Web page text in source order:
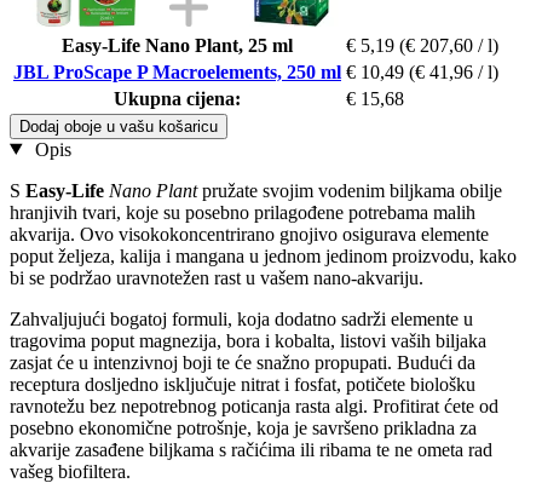
Easy-Life Nano Plant, 25 ml € 5,19 (€ 207,60 / l)
JBL ProScape P Macroelements, 250 ml € 10,49 (€ 41,96 / l)
Ukupna cijena:
€ 15,68
Dodaj oboje u vašu košaricu
Opis
S Easy-Life Nano Plantpružate svojim vodenim biljkama obilje
hranjivih tvari, koje su posebno prilagođene potrebama malih
akvarija. Ovo visokokoncentrirano gnojivo osigurava elemente
poput željeza, kalija i mangana u jednom jedinom proizvodu, kako
bi se podržao uravnotežen rast u vašem nano-akvariju.
Zahvaljujući bogatoj formuli, koja dodatno sadrži elemente u
tragovima poput magnezija, bora i kobalta, listovi vaših biljaka
zasjat će u intenzivnoj boji te će snažno propupati. Budući da
receptura dosljedno isključuje nitrat i fosfat, potičete biološku
ravnotežu bez nepotrebnog poticanja rasta algi. Profitirat ćete od
posebno ekonomične potrošnje, koja je savršeno prikladna za
akvarije zasađene biljkama s račićima ili ribama te ne ometa rad
vašeg biofiltera.